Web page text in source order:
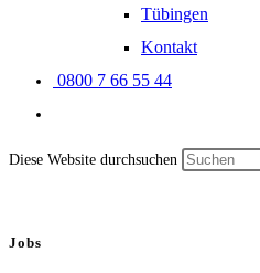
Tübingen
Kontakt
0800 7 66 55 44
Diese Website durchsuchen
Jobs